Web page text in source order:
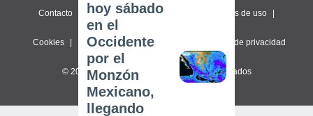
Contacto Sobre nosotros Términos de uso
Cookies Política de privacidad Configuración de privacidad
© 2026 Meteored. Todos los derechos reservados
hoy sábado
en el
Occidente
por el
Monzón
Mexicano,
llegando